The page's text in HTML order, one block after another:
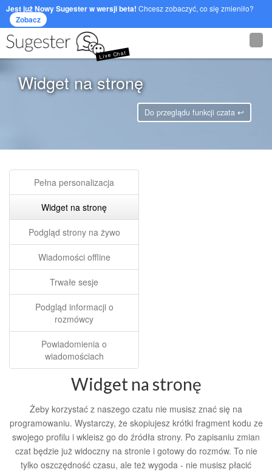
Jest już Nowy Sugester w wersji beta! Chcesz zobaczyć, co się zmieniło?
Zobacz
Live Chat
Widget na stronę
Do przeglądu funkcji czata ↩
Pełna personalizacja
Widget na stronę
Podgląd strony na żywo
Wiadomości offline
Trwałe sesje
Podgląd informacji o
rozmówcy
Powiadomienia o
wiadomościach
Widget na stronę
Żeby korzystać z naszego czatu nie musisz znać się na
programowaniu. Wystarczy, że skopiujesz krótki fragment kodu ze
swojego profilu i wkleisz go do źródła strony. Po zapisaniu zmian
czat będzie już widoczny na stronie i gotowy do rozmów. To nie
tylko oszczędność czasu, ale też wygoda - nie musisz płacić